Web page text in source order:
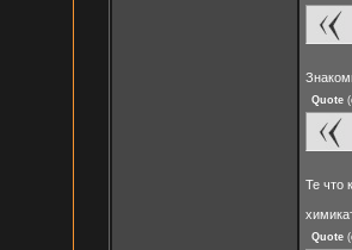
Quote (
Те что
Quote (